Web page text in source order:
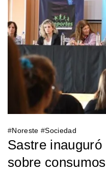
#Noreste #Sociedad
Sastre
sobre